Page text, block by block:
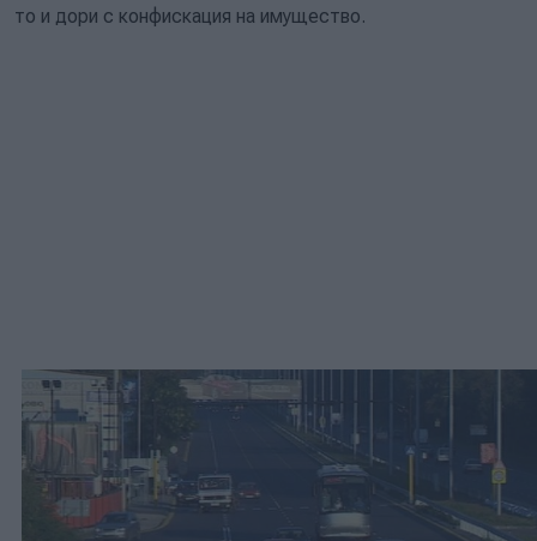
то и дори с конфискация на имущество.